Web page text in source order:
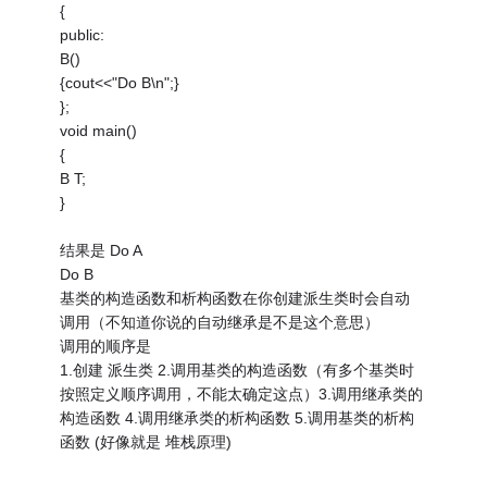
{
public:
B()
{cout<<"Do B\n";}
};
void main()
{
B T;
}
结果是 Do A
Do B
基类的构造函数和析构函数在你创建派生类时会自动
调用（不知道你说的自动继承是不是这个意思）
调用的顺序是
1.创建 派生类 2.调用基类的构造函数（有多个基类时
按照定义顺序调用，不能太确定这点）3.调用继承类的
构造函数 4.调用继承类的析构函数 5.调用基类的析构
函数 (好像就是 堆栈原理)